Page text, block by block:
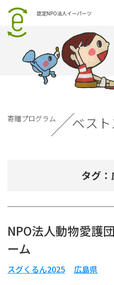
認定NPO法人イーパーツ
寄贈プログラム ベス
タグ
NPO法人動物愛護
ーム
スグくるん2025 広島県